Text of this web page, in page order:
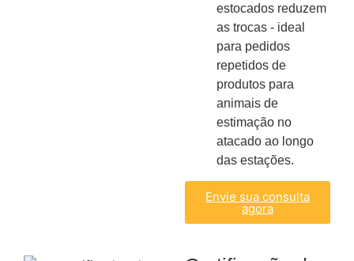
estocados reduzem
as trocas - ideal
para pedidos
repetidos de
produtos para
animais de
estimação no
atacado ao longo
das estações.
Envie sua consulta
agora